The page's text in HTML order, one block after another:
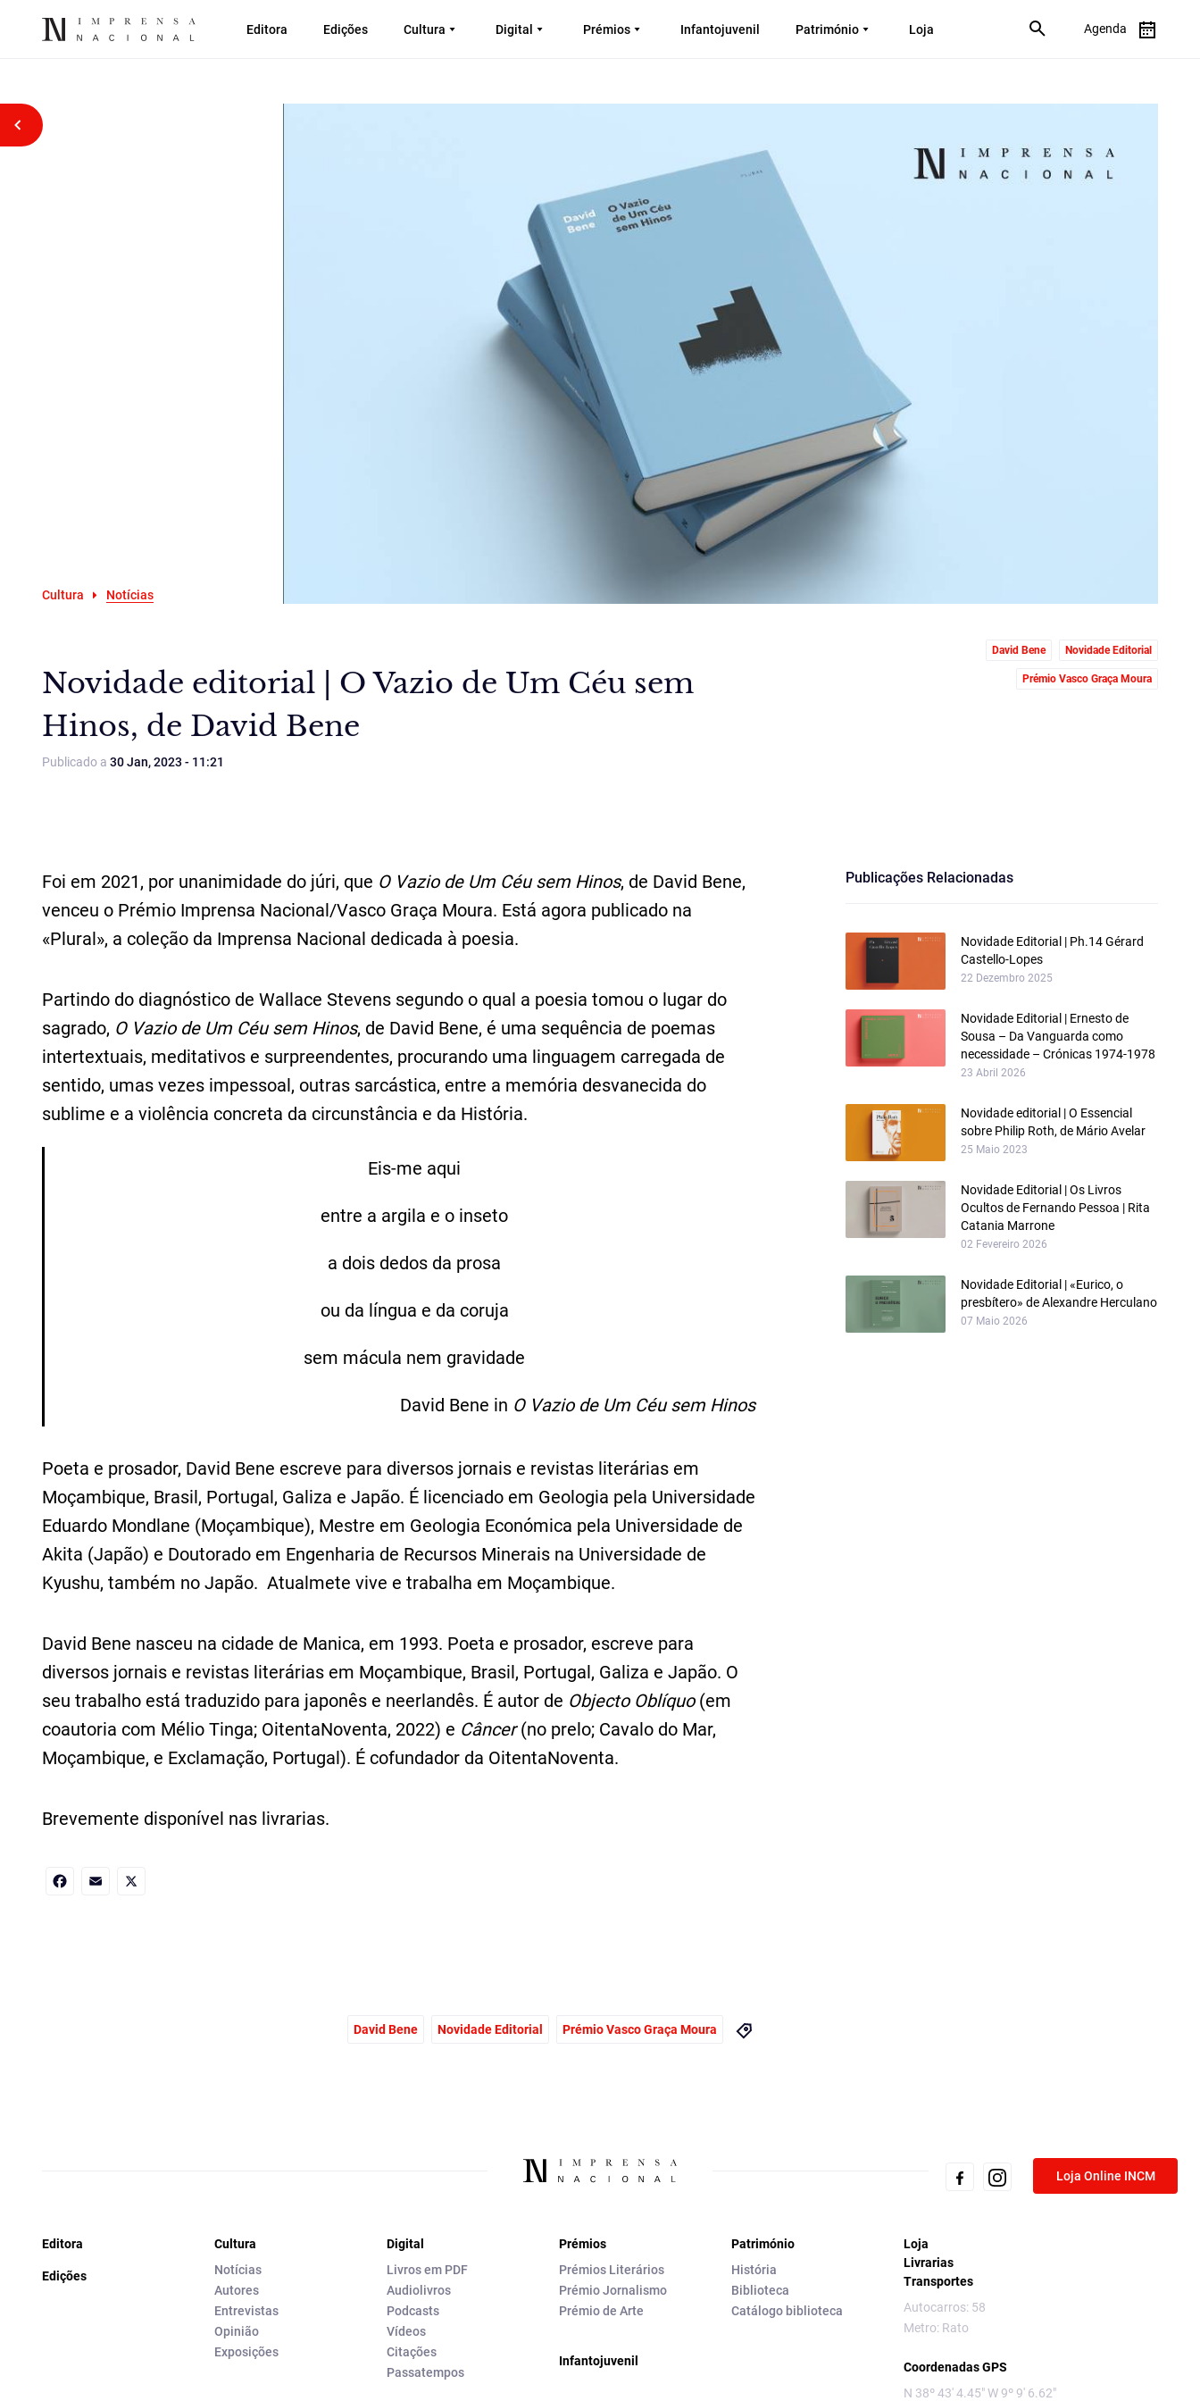
Editora Edições Cultura Digital Prémios Infantojuvenil Património Loja Agenda
Voltar atrás
Cultura Notícias
Novidade editorial | O Vazio de Um Céu sem
Hinos, de David Bene
Publicado a 30 Jan, 2023 - 11:21
David Bene Novidade Editorial
Prémio Vasco Graça Moura
Foi em 2021, por unanimidade do júri, que O Vazio de Um Céu sem Hinos, de David Bene,
venceu o Prémio Imprensa Nacional/Vasco Graça Moura. Está agora publicado na
«Plural», a coleção da Imprensa Nacional dedicada à poesia.
Partindo do diagnóstico de Wallace Stevens segundo o qual a poesia tomou o lugar do
sagrado, O Vazio de Um Céu sem Hinos, de David Bene, é uma sequência de poemas
intertextuais, meditativos e surpreendentes, procurando uma linguagem carregada de
sentido, umas vezes impessoal, outras sarcástica, entre a memória desvanecida do
sublime e a violência concreta da circunstância e da História.
Eis-me aqui
entre a argila e o inseto
a dois dedos da prosa
ou da língua e da coruja
sem mácula nem gravidade
David Bene in O Vazio de Um Céu sem Hinos
Poeta e prosador, David Bene escreve para diversos jornais e revistas literárias em
Moçambique, Brasil, Portugal, Galiza e Japão. É licenciado em Geologia pela Universidade
Eduardo Mondlane (Moçambique), Mestre em Geologia Económica pela Universidade de
Akita (Japão) e Doutorado em Engenharia de Recursos Minerais na Universidade de
Kyushu, também no Japão. Atualmete vive e trabalha em Moçambique.
David Bene nasceu na cidade de Manica, em 1993. Poeta e prosador, escreve para
diversos jornais e revistas literárias em Moçambique, Brasil, Portugal, Galiza e Japão. O
seu trabalho está traduzido para japonês e neerlandês. É autor de Objecto Oblíquo(em
coautoria com Mélio Tinga; OitentaNoventa, 2022) e Câncer(no prelo; Cavalo do Mar,
Moçambique, e Exclamação, Portugal). É cofundador da OitentaNoventa.
Brevemente disponível nas livrarias.
Publicações Relacionadas
Novidade Editorial | Ph.14 Gérard
Castello‑Lopes
22 Dezembro 2025
Novidade Editorial | Ernesto de
Sousa – Da Vanguarda como
necessidade – Crónicas 1974-1978
23 Abril 2026
Novidade editorial | O Essencial
sobre Philip Roth, de Mário Avelar
25 Maio 2023
Novidade Editorial | Os Livros
Ocultos de Fernando Pessoa | Rita
Catania Marrone
02 Fevereiro 2026
Novidade Editorial | «Eurico, o
presbítero» de Alexandre Herculano
07 Maio 2026
David Bene Novidade Editorial Prémio Vasco Graça Moura
Loja Online INCM
Editora
Edições
Cultura
Notícias
Autores
Entrevistas
Opinião
Exposições
Digital
Livros em PDF
Audiolivros
Podcasts
Vídeos
Citações
Passatempos
Prémios
Prémios Literários
Prémio Jornalismo
Prémio de Arte
Infantojuvenil
Património
História
Biblioteca
Catálogo biblioteca
Loja
Livrarias
Transportes
Autocarros: 58
Metro: Rato
Coordenadas GPS
N 38º 43' 4.45" W 9º 9' 6.62"